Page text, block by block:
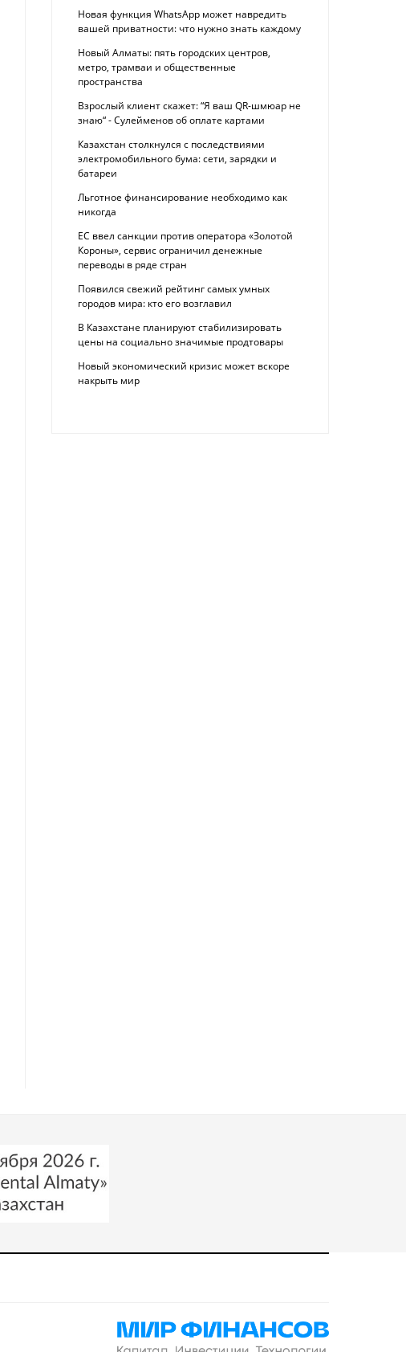
Новая функция WhatsApp может навредить
вашей приватности: что нужно знать каждому
Новый Алматы: пять городских центров,
метро, трамваи и общественные
пространства
Взрослый клиент скажет: “Я ваш QR-шмюар не
знаю“ - Сулейменов об оплате картами
Казахстан столкнулся с последствиями
электромобильного бума: сети, зарядки и
батареи
Льготное финансирование необходимо как
никогда
ЕС ввел санкции против оператора «Золотой
Короны», сервис ограничил денежные
переводы в ряде стран
Появился свежий рейтинг самых умных
городов мира: кто его возглавил
В Казахстане планируют стабилизировать
цены на социально значимые продтовары
Новый экономический кризис может вскоре
накрыть мир